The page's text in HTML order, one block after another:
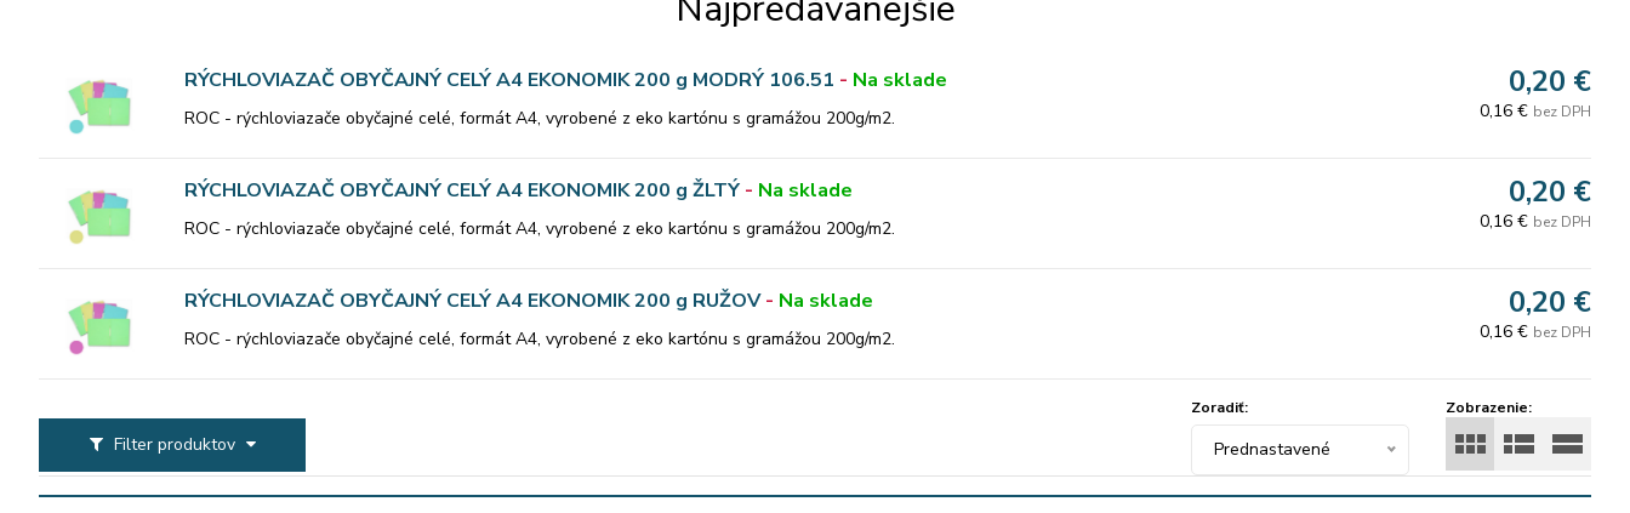
RÝCHLOVIAZAČ OBYČAJNÝ CELÝ A4 EKONOMIK 200 g MODRÝ 106.51 - Na sklade
ROC - rýchloviazače obyčajné celé, formát A4, vyrobené z eko kartónu s gramážou 200g/m2.
0,20 €
0,16 € bez DPH
RÝCHLOVIAZAČ OBYČAJNÝ CELÝ A4 EKONOMIK 200 g ŽLTÝ - Na sklade
ROC - rýchloviazače obyčajné celé, formát A4, vyrobené z eko kartónu s gramážou 200g/m2.
0,20 €
0,16 € bez DPH
RÝCHLOVIAZAČ OBYČAJNÝ CELÝ A4 EKONOMIK 200 g RUŽOV- Na sklade
ROC - rýchloviazače obyčajné celé, formát A4, vyrobené z eko kartónu s gramážou 200g/m2.
0,20 €
0,16 € bez DPH
Filter produktov
Zobrazenie:
Zoradiť:
Prednastavené